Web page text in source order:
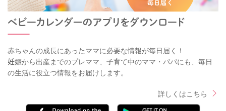
赤ちゃんの成長にあったママに必要な情報が毎日届く！
妊娠から出産までのプレママ、子育て中のママ・パパにも、毎日
の生活に役立つ情報をお届けします。
詳しくはこちら